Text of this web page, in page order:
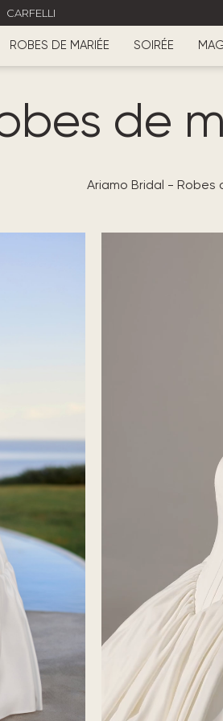
CARFELLI
ROBES DE MARIÉE SOIRÉE
de
Ariamo Bridal - Robes